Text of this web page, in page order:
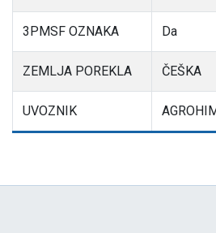
3PMSF OZNAKA Da
ZEMLJA POREKLA ČEŠKA
UVOZNIK